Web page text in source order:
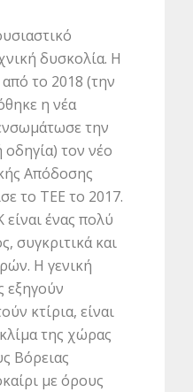
δυσκολία. Η
το 2018 (την
η νέα
την
οδηγία) τον νέο
Απόδοσης
το ΤΕΕ το 2017.
ένας πολύ
συγκριτικά και
Η γενική
εξηγούν
κτίρια, είναι
της χώρας
Βόρειας
με όρους